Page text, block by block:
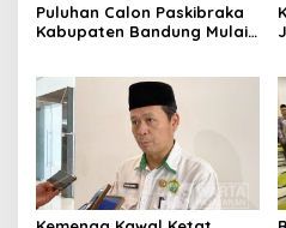
Puluhan Calon Paskibraka
Kabupaten Bandung Mulai